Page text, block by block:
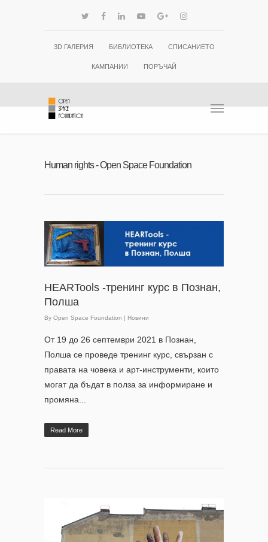
3D ГАЛЕРИЯ БИБЛИОТЕКА СПИСАНИЕТО
КАМПАНИИ ПОРЪЧАЙ
Human rights - Open Space Foundation
HEARTools -тренинг курс в Познан,
Полша
By Open Space Foundation | Новини
От 19 до 26 септември 2021 в Познан,
Полша се проведе тренинг курс, свързан с
правата на човека и арт-инструменти, които
могат да бъдат в полза за информиране и
промяна...
Read More